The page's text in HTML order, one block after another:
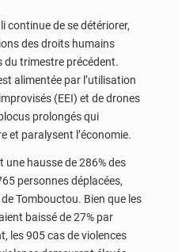
continue de se détériorer,
des droits humains
du trimestre précédent.
alimentée par l’utilisation
(EEI) et de drones
prolongés qui
et paralysent l’économie.
hausse de 286% des
personnes déplacées,
Tombouctou. Bien que les
baissé de 27% par
les 905 cas de violences